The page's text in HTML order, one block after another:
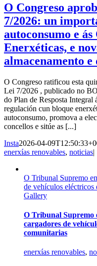
O Congreso
7/2026: un
autoconsumo e
Enerxéticas, e
almacenamento e
O Congreso ratificou esta
Lei 7/2026 , publicado no
do Plan de Resposta
regulación cun bloque
autoconsumo, promova a
concellos e sitúe as [...]
Insta2026-04-
enerxías renovables, noticias|
O Tribunal Supremo
de vehículos eléctricos
Gallery
O Tribunal Supremo
cargadores de
comunitarias
enerxías renovables,